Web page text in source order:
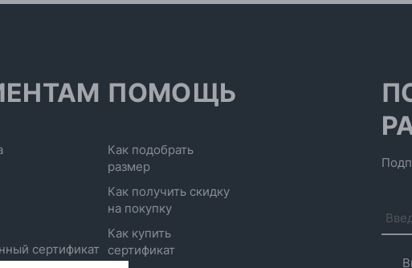
сертификат
ПОМОЩЬ
Как подобрать
размер
Как получить скидку
на покупку
Как купить
сертификат